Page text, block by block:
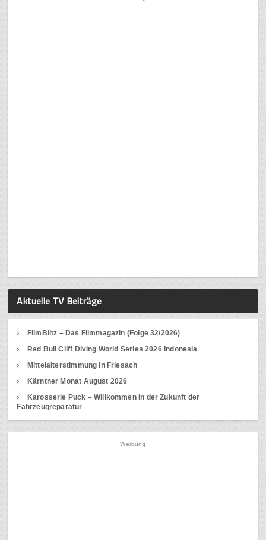
Aktuelle TV Beiträge
FilmBlitz – Das Filmmagazin (Folge 32/2026)
Red Bull Cliff Diving World Series 2026 Indonesia
Mittelalterstimmung in Friesach
Kärntner Monat August 2026
Karosserie Puck – Willkommen in der Zukunft der
Fahrzeugreparatur
Werbung